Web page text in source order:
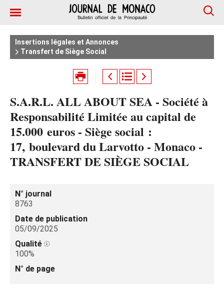
Insertions légales et Annonces
Transfert de Siège Social
S.A.R.L. ALL ABOUT SEA - Société à
Responsabilité Limitée au capital de
15.000 euros - Siège social :
17, boulevard du Larvotto - Monaco -
TRANSFERT DE SIÈGE SOCIAL
N° journal
8763
Date de publication
05/09/2025
Qualité
100%
N° de page